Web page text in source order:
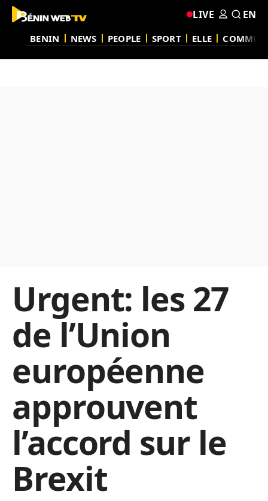
BENIN NEWS PEOPLE SPORT ELLE
LIVE EN
Urgent: les 27
de l’Union
européenne
approuvent
l’accord sur le
Brexit